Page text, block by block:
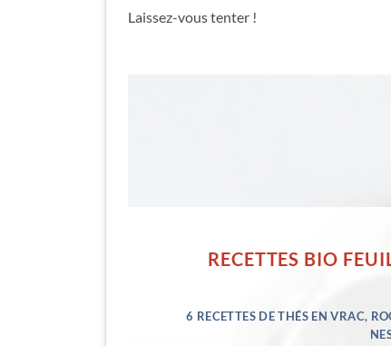
Laissez-vous tenter !
RECETTES BIO
6 RECETTES DE THÉS EN VRAC,